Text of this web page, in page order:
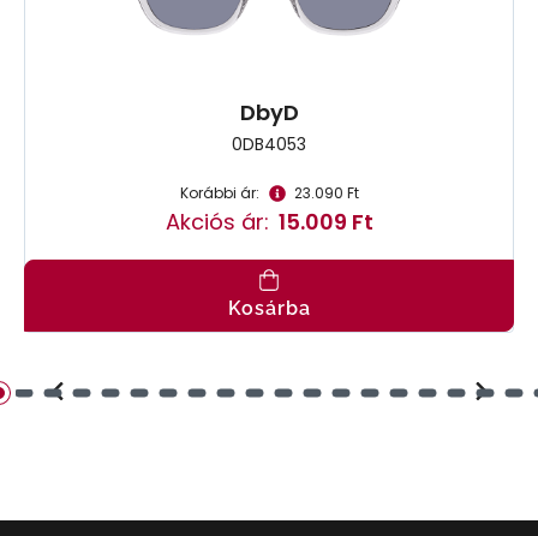
DbyD
0DB4053
Korábbi ár: 23.090 Ft
Akciós ár: 15.009 Ft
Kosárba